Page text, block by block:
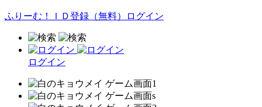
ふりーむ！ＩＤ登録（無料） ログイン
ログイン